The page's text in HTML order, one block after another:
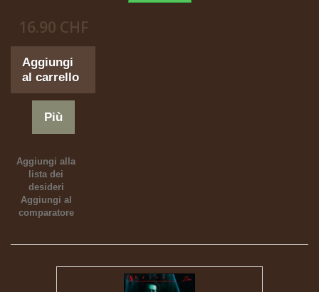
16.90 CHF
Aggiungi
al carrello
Più
Aggiungi alla
lista dei
desideri
Aggiungi al
comparatore